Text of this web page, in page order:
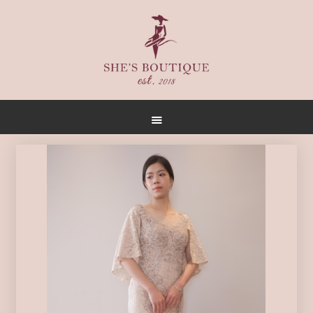
首頁
關於
女人誌
禮服出租
禮服作品
店內空間
客戶推薦
聯名合作
預約方式